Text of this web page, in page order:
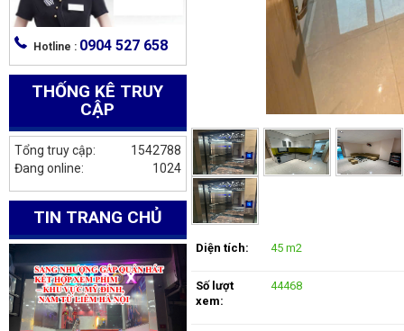
Hotline : 0904 527 658
THỐNG KÊ TRUY
CẬP
1542788
Tổng truy cập:
1024
Đang online:
TIN TRANG CHỦ
Diện tích: 45 m2
Số lượt
xem:
44468